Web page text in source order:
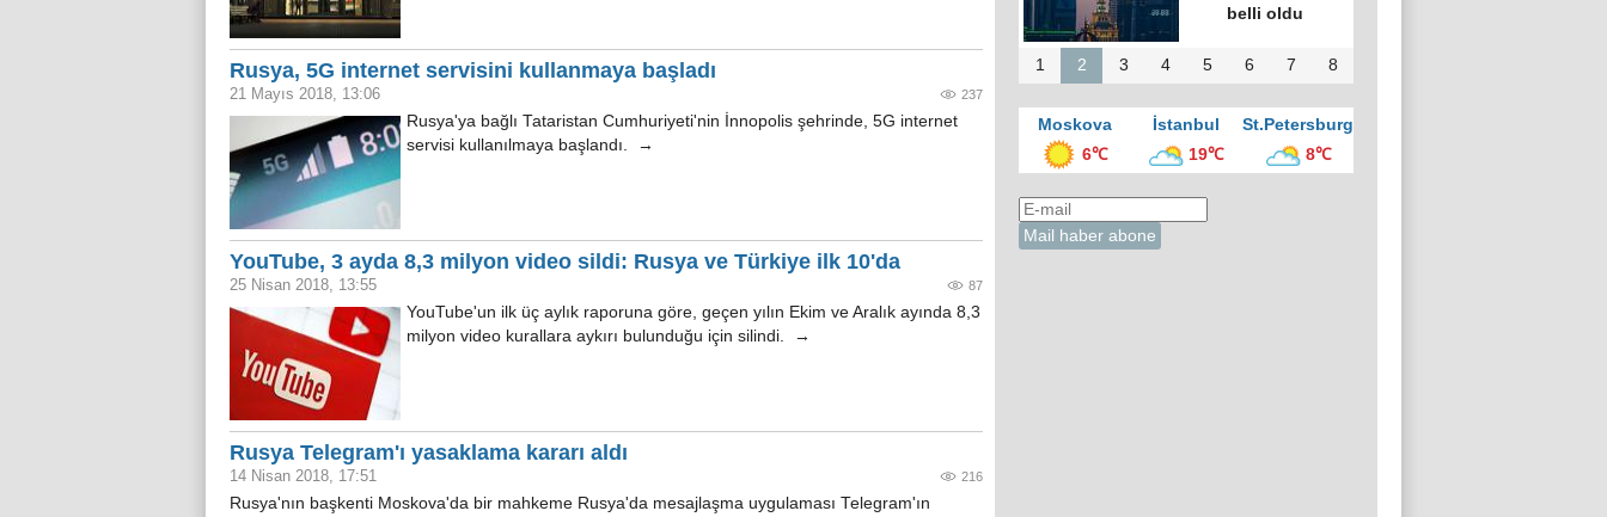
Rusya, 5G internet servisini kullanmaya başladı
21 Mayıs 2018, 13:06 237
Rusya'ya bağlı Tataristan Cumhuriyeti'nin İnnopolis şehrinde, 5G internet
servisi kullanılmaya başlandı. →
YouTube, 3 ayda 8,3 milyon video sildi: Rusya ve Türkiye ilk 10'da
25 Nisan 2018, 13:55 87
YouTube'un ilk üç aylık raporuna göre, geçen yılın Ekim ve Aralık ayında 8,3
milyon video kurallara aykırı bulunduğu için silindi. →
Rusya Telegram'ı yasaklama kararı aldı
14 Nisan 2018, 17:51 216
Rusya'nın başkenti Moskova'da bir mahkeme Rusya'da mesajlaşma uygulaması Telegram'ın
belli oldu
1 2 3 4 5 6 7 8
Moskova İstanbul
St.Petersburg
6℃
19℃ 8℃